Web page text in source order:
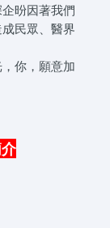
昐因著我們
民眾、醫界
你，願意加